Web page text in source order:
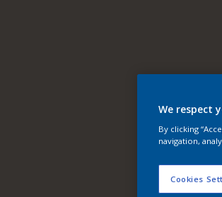
We respect
By clicking
navigation,
Cookies